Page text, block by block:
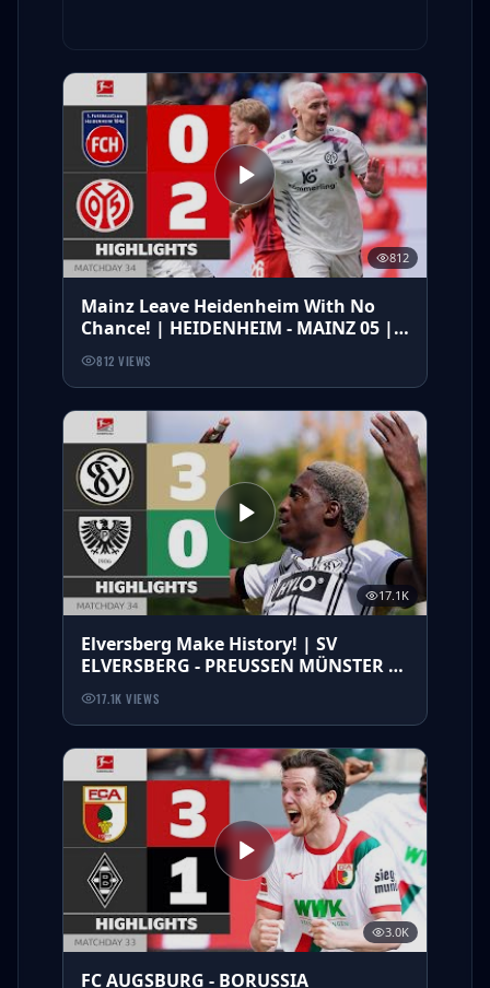
812
Mainz Leave Heidenheim With No
Chance! | HEIDENHEIM - MAINZ 05 |
Highlights | Matchday 34 Bundesliga
812 VIEWS
17.1K
Elversberg Make History! | SV
ELVERSBERG - PREUSSEN MÜNSTER |
Highlights | Matchday 34 Bundesliga
2 17.1K VIEWS
3.0K
FC AUGSBURG - BORUSSIA